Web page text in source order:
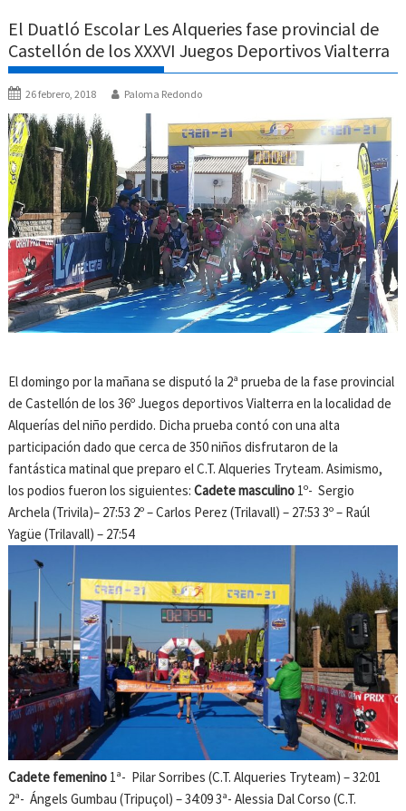
El Duatló Escolar Les Alqueries fase provincial de
Castellón de los XXXVI Juegos Deportivos Vialterra
26 febrero, 2018 Paloma Redondo
El domingo por la mañana se disputó la 2ª prueba de la fase provincial
de Castellón de los 36º Juegos deportivos Vialterra en la localidad de
Alquerías del niño perdido. Dicha prueba contó con una alta
participación dado que cerca de 350 niños disfrutaron de la
fantástica matinal que preparo el C.T. Alqueries Tryteam. Asimismo,
los podios fueron los siguientes:Cadete masculino 1º- Sergio
Archela (Trivila)– 27:53 2º – Carlos Perez (Trilavall) – 27:53 3º – Raúl
Yagüe (Trilavall) – 27:54
Cadete femenino 1ª- Pilar Sorribes (C.T. Alqueries Tryteam) – 32:01
2ª- Ángels Gumbau (Tripuçol) – 34:09 3ª- Alessia Dal Corso (C.T.